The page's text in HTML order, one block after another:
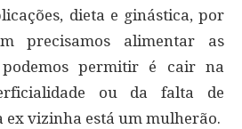
dieta e ginástica, por
precisamos alimentar as
permitir é cair na
ou da falta de
ex vizinha está um mulherão.